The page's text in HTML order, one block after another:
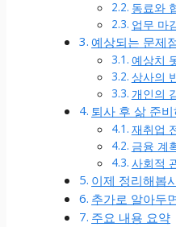
동료와
업무 마
예상되는 문제
예상치
상사의
개인의
퇴사 후 삶 준비
재취업
금융 계
사회적
이제 정리해봅
추가로 알아두
주요 내용 요약